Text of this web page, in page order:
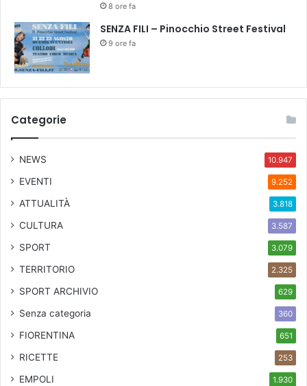
8 ore fa
SENZA FILI – Pinocchio Street Festival
9 ore fa
Categorie
NEWS 10.947
EVENTI 9.252
ATTUALITÀ 3.818
CULTURA 3.587
SPORT 3.079
TERRITORIO 2.325
SPORT ARCHIVIO 629
Senza categoria 360
FIORENTINA 651
RICETTE 253
EMPOLI 1.930